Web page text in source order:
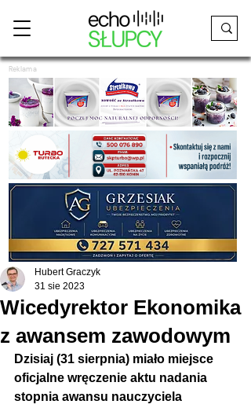
Reklama
Wicedyrektor Ekonomika
z awansem zawodowym
Hubert Graczyk
31 sie 2023
Dzisiaj (31 sierpnia) miało miejsce
oficjalne wręczenie aktu nadania
stopnia awansu nauczyciela